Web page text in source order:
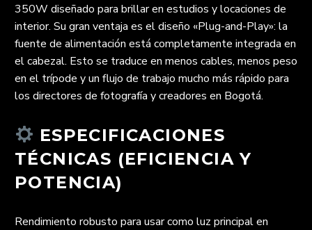
350W diseñado para brillar en estudios y locaciones de
interior. Su gran ventaja es el diseño «Plug-and-Play»: la
fuente de alimentación está completamente integrada en
el cabezal. Esto se traduce en menos cables, menos peso
en el trípode y un flujo de trabajo mucho más rápido para
los directores de fotografía y creadores en Bogotá.
ESPECIFICACIONES
TÉCNICAS (EFICIENCIA Y
POTENCIA)
Rendimiento robusto para usar como luz principal en